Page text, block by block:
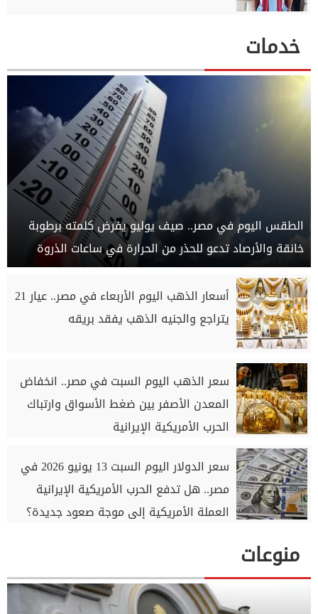
خدمات
الطقس اليوم في مصر.. صيف يوليو يفرض كلمته برطوبة
خانقة والأرصاد تدعو للحذر من الحرارة في ساعات الذروة
أسعار الذهب اليوم الأربعاء في مصر.. عيار 21
يتراجع والجنيه الذهب يفقد بريقه
سعر الذهب اليوم السبت في مصر.. انخفاض
المعدن الأصفر بين ضغط الأسواق وارتباك
الحرب الأمريكية الإيرانية
سعر الدولار اليوم السبت 13 يونيو 2026 في
مصر.. هل تدفع الحرب الأمريكية الإيرانية
العملة الأمريكية إلى موجة صعود جديدة؟
منوعات